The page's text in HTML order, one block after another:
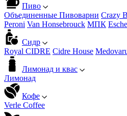
Пиво
Объединенные Пивоварни Crazy
Peroni Van Honsebrouck МПК
Сидр
Royal CIDRE Cidre House
Лимонад и квас
Лимонад
Кофе
Verle Coffee